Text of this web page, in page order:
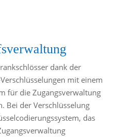
dank der
mit einem
für die Zugangsverwaltung
Bei der Verschlüsselung
das